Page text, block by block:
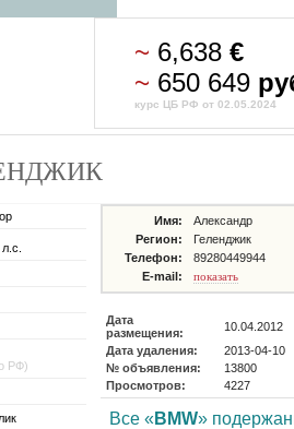
~ 6,638€
~ 650 649
курс ЦБ РФ от 02.05.2024
РФ)
Имя:
Александр
Регион:
Геленджик
Телефон:
89280449944
E-mail:
показать
Дата
размещения:
10.04.2012
Дата удаления:
2013-04-10
№ объявления:
13800
Просмотров:
4227
Все « BMW»